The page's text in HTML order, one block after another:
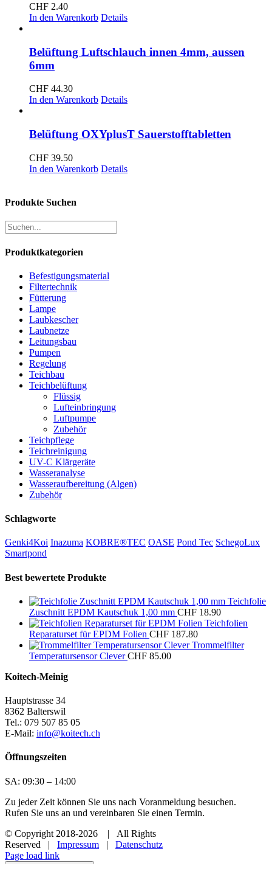
CHF 2.40
In den Warenkorb Details
Belüftung Luftschlauch innen 4mm, aussen
6mm
CHF 44.30
In den Warenkorb Details
Belüftung OXYplusT Sauerstofftabletten
CHF 39.50
In den Warenkorb Details
Produkte Suchen
Produktkategorien
Befestigungsmaterial
Filtertechnik
Fütterung
Lampe
Laubkescher
Laubnetze
Leitungsbau
Pumpen
Regelung
Teichbau
Teichbelüftung
Flüssig
Lufteinbringung
Luftpumpe
Zubehör
Teichpflege
Teichreinigung
UV-C Klärgeräte
Wasseranalyse
Wasseraufbereitung (Algen)
Zubehör
Schlagworte
Genki4Koi Inazuma KOBRE®TEC OASE Pond Tec SchegoLux
Smartpond
Best bewertete Produkte
Teichfolie
Zuschnitt EPDM Kautschuk 1,00 mm CHF 18.90
Teichfolien
Reparaturset für EPDM Folien CHF 187.80
Trommelfilter
Temperatursensor Clever CHF 85.00
Koitech-Meinig
Hauptstrasse 34
8362 Balterswil
Tel.: 079 507 85 05
E-Mail: info@koitech.ch
Öffnungszeiten
SA: 09:30 – 14:00
Zu jeder Zeit können Sie uns nach Voranmeldung besuchen.
Rufen Sie uns an und vereinbaren Sie einen Termin.
© Copyright 2018-2026 | All Rights
Reserved | Impressum | Datenschutz
Page load link